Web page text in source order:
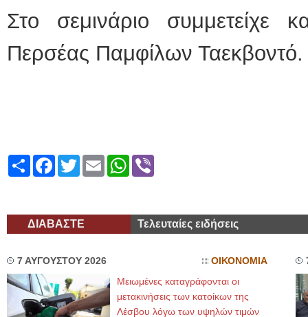
Στο σεμινάριο συμμετείχε
Περσέας Παμφίλων Ταεκβοντό.
ShareFacebook
TwitterEmailWhatsApp
ΔΙΑΒΑΣΤΕ Τελευταίες ειδήσεις
7 ΑΥΓΟΥΣΤΟΥ 2026 ΟΙΚΟΝΟΜΙΑ
Μειωμένες καταγράφονται οι
μετακινήσεις των κατοίκων της
Λέσβου λόγω των υψηλών τιμών